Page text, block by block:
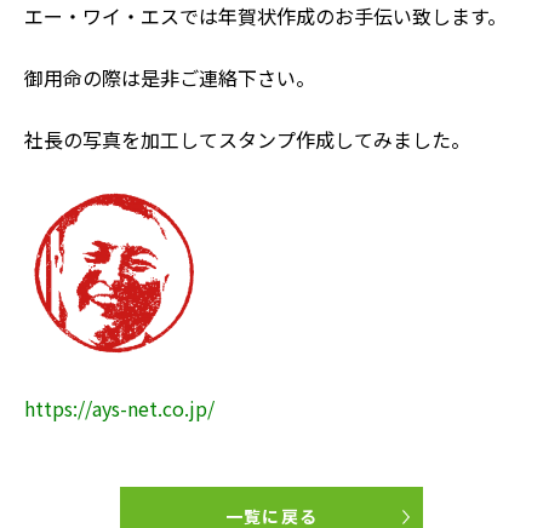
エー・ワイ・エスでは年賀状作成のお手伝い致します。
御用命の際は是非ご連絡下さい。
社長の写真を加工してスタンプ作成してみました。
https://ays-net.co.jp/
一覧に戻る